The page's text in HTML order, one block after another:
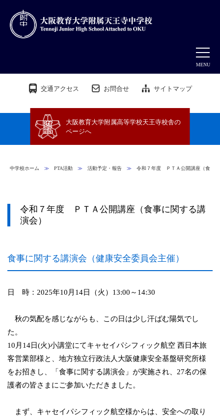
MENU
交通アクセス お問合せ サイトマップ
大阪教育大学附属高等学校天王寺校舎の
ページへ
中学校ホーム ≫ PTA活動 ≫ 活動予定・報告 ≫ 令和７年度 ＰＴＡ公開講座（食事
令和７年度 ＰＴＡ公開講座（食事に関する講
演会）
食事に関する講演会（健康安全委員会主催）
日 時：2025年10月14日（火）13:00～14:30
秋の気配を感じながらも、この日は少し汗ばむ陽気でし
た。
10月14日(火)小講堂にてキャセイパシフィック航空 西日本旅
客営業部様と、地方独立行政法人大阪健康安全基盤研究所様
をお招きし、「食事に関する講演会」が実施され、27名の保
護者の皆さまにご参加いただきました。
まず、キャセイパシフィック航空様からは、安全への取り